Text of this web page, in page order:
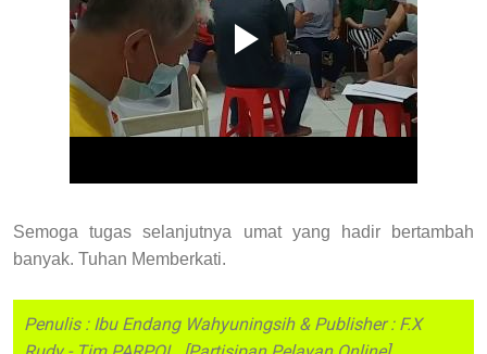
Semoga tugas selanjutnya umat yang hadir bertambah
banyak. Tuhan Memberkati.
Penulis : Ibu Endang Wahyuningsih & Publisher : F.X